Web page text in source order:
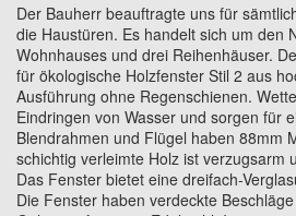
Der Bauherr beauftragte uns für
die Haustüren. Es handelt sich um den
Wohnhauses und drei Reihenhäuser.
für ökologische Holzfenster Stil 2 aus
Ausführung ohne Regenschienen.
Eindringen von Wasser und sorgen für
Blendrahmen und Flügel haben 88mm
schichtig verleimte Holz ist verzugsarm
Das Fenster bietet eine dreifach-
Die Fenster haben verdeckte